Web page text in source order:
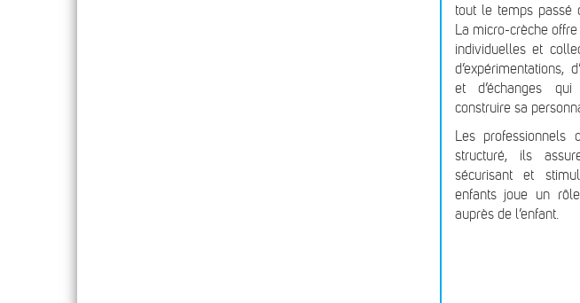
tout le temps passé
La micro-crèche
individuelles et
d’expérimentations,
et d’échanges
construire sa
Les professionnels
structuré, ils
sécurisant et
enfants joue un
auprès de l’enfant.